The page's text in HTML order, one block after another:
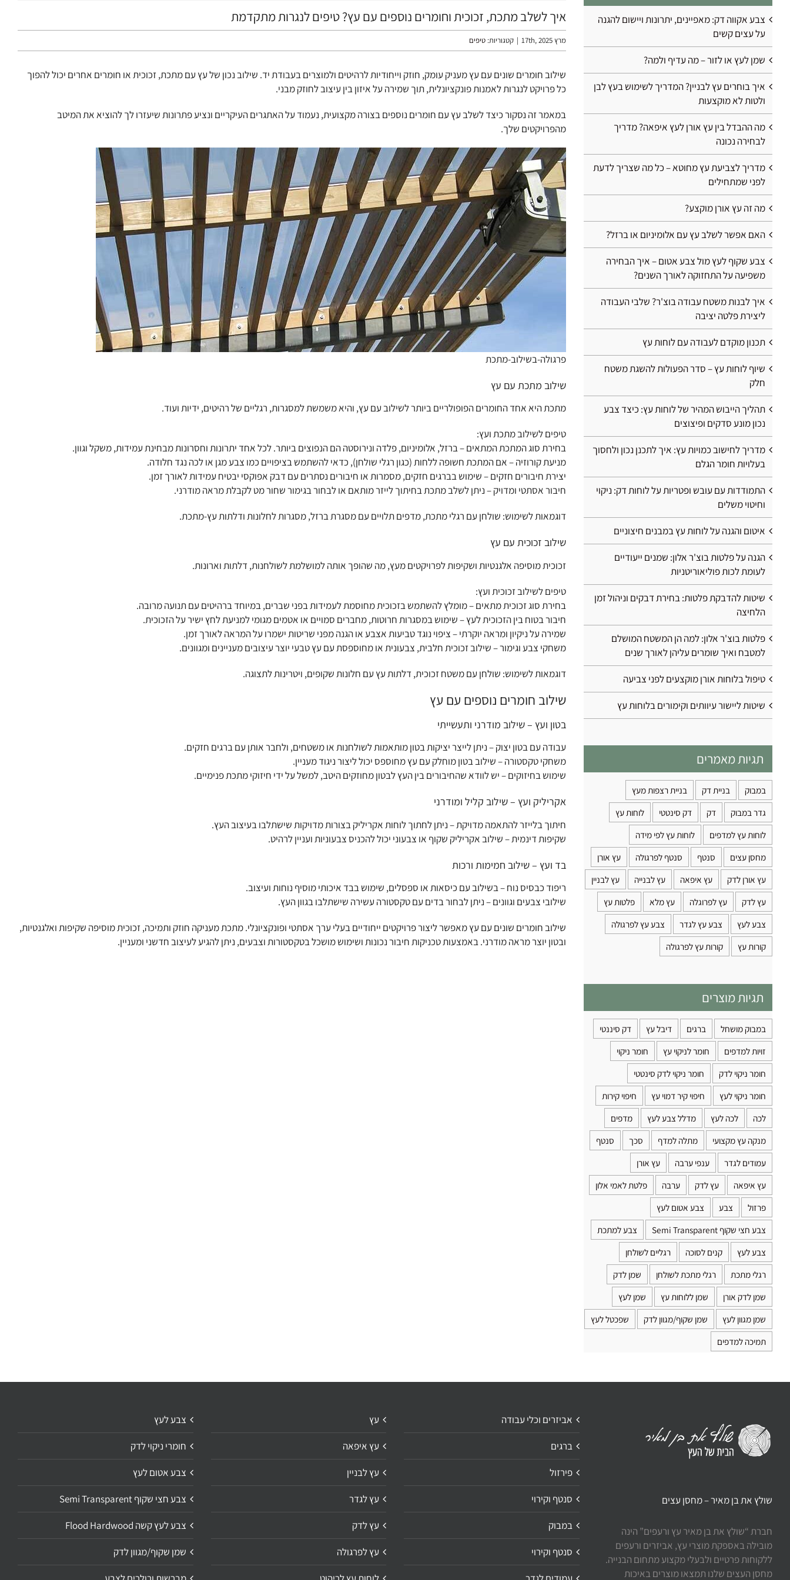
איך לשלב מתכת, זכוכית וחומרים נוספים עם עץ? טיפים לנגרות מתקדמת
מרץ 17th, 2025 | קטגוריות: טיפים
שילוב חומרים שונים עם עץ מעניק עומק, חוזק וייחודיות לרהיטים ולמוצרים בעבודת יד. שילוב נכון של עץ עם מתכת, זכוכית או חומרים אחרים יכול להפוך
כל פרויקט לנגרות לאמנות פונקציונלית, תוך שמירה על איזון בין עיצוב לחוזק מבני.
במאמר זה נסקור כיצד לשלב עץ עם חומרים נוספים בצורה מקצועית, נעמוד על האתגרים העיקריים ונציע פתרונות שיעזרו לך להוציא את המיטב
מהפרויקטים שלך.
פרגולה-בשילוב-מתכת
שילוב מתכת עם עץ
מתכת היא אחד החומרים הפופולריים ביותר לשילוב עם עץ, והיא משמשת למסגרות, רגליים של רהיטים, ידיות ועוד.
טיפים לשילוב מתכת ועץ:
בחירת סוג המתכת המתאים – ברזל, אלומיניום, פלדה ונירוסטה הם הנפוצים ביותר. לכל אחד יתרונות וחסרונות מבחינת עמידות, משקל וגוון.
מניעת קורוזיה – אם המתכת חשופה ללחות (כגון רגלי שולחן), כדאי להשתמש בציפויים כמו צבע מגן או לכה נגד חלודה.
יצירת חיבורים חזקים – שימוש בברגים חזקים, מסמרות או חיבורים נסתרים עם דבק אפוקסי יבטיח עמידות לאורך זמן.
חיבור אסתטי ומדויק – ניתן לשלב מתכת בחיתוך לייזר מותאם או לבחור בגימור שחור מט לקבלת מראה מודרני.
דוגמאות לשימוש: שולחן עם רגלי מתכת, מדפים תלויים עם מסגרת ברזל, מסגרות לחלונות ודלתות עץ-מתכת.
שילוב זכוכית עם עץ
זכוכית מוסיפה אלגנטיות ושקיפות לפרויקטים מעץ, מה שהופך אותה למושלמת לשולחנות, דלתות וארונות.
טיפים לשילוב זכוכית ועץ:
בחירת סוג זכוכית מתאים – מומלץ להשתמש בזכוכית מחוסמת לעמידות בפני שברים, במיוחד ברהיטים עם תנועה מרובה.
חיבור בטוח בין הזכוכית לעץ – שימוש במסגרות חרוטות, מחברים סמויים או אטמים מגומי למניעת לחץ ישיר על הזכוכית.
שמירה על ניקיון ומראה יוקרתי – ציפוי נוגד טביעות אצבע או הגנה מפני שריטות ישמרו על המראה לאורך זמן.
משחקי צבע וגימור – שילוב זכוכית חלבית, צבעונית או מחוספסת עם עץ טבעי יוצר עיצובים מעניינים ומגוונים.
דוגמאות לשימוש: שולחן עם משטח זכוכית, דלתות עץ עם חלונות שקופים, ויטרינות לתצוגה.
שילוב חומרים נוספים עם עץ
בטון ועץ – שילוב מודרני ותעשייתי
עבודה עם בטון יצוק – ניתן לייצר יציקות בטון מותאמות לשולחנות או משטחים, ולחבר אותן עם ברגים חזקים.
משחקי טקסטורה – שילוב בטון מוחלק עם עץ מחוספס יכול ליצור ניגוד מעניין.
שימוש בחיזוקים – יש לוודא שהחיבורים בין העץ לבטון מחוזקים היטב, למשל על ידי חיזוקי מתכת פנימיים.
אקריליק ועץ – שילוב קליל ומודרני
חיתוך בלייזר להתאמה מדויקת – ניתן לחתוך לוחות אקריליק בצורות מדויקות שישתלבו בעיצוב העץ.
שקיפות דינמית – שילוב אקריליק שקוף או צבעוני יכול להכניס צבעוניות ועניין לרהיט.
בד ועץ – שילוב חמימות ורכות
ריפוד כבסיס נוח – בשילוב עם כיסאות או ספסלים, שימוש בבד איכותי מוסיף נוחות ועיצוב.
שילובי צבעים וגוונים – ניתן לבחור בדים עם טקסטורה עשירה שישתלבו בגוון העץ.
שילוב חומרים שונים עם עץ מאפשר ליצור פרויקטים ייחודיים בעלי ערך אסתטי ופונקציונלי. מתכת מעניקה חוזק ותמיכה, זכוכית מוסיפה שקיפות ואלגנטיות,
ובטון יוצר מראה מודרני. באמצעות טכניקות חיבור נכונות ושימוש מושכל בטקסטורות וצבעים, ניתן להגיע לעיצוב חדשני ומעניין.
צבע אקווה דק: מאפיינים, יתרונות ויישום להגנה
על עצים קשים
שמן לעץ או לזור – מה עדיף ולמה?
איך בוחרים עץ לבניין? המדריך לשימוש בעץ לבן
ולטות לא מוקצעות
מה ההבדל בין עץ אורן לעץ איפאה? מדריך
לבחירה נכונה
מדריך לצביעת עץ מחוטא – כל מה שצריך לדעת
לפני שמתחילים
מה זה עץ אורן מוקצע?
האם אפשר לשלב עץ עם אלומיניום או ברזל?
צבע שקוף לעץ מול צבע אטום – איך הבחירה
משפיעה על התחזוקה לאורך השנים?
איך לבנות משטח עבודה בוצ'ר? שלבי העבודה
ליצירת פלטה יציבה
תכנון מוקדם לעבודה עם לוחות עץ
שיוף לוחות עץ – סדר הפעולות להשגת משטח
חלק
תהליך הייבוש המהיר של לוחות עץ: כיצד צבע
נכון מונע סדקים ופיצוצים
מדריך לחישוב כמויות עץ: איך לתכנן נכון ולחסוך
בעלויות חומר הגלם
התמודדות עם עובש ופטריות על לוחות דק: ניקוי
וחיטוי משלים
איטום והגנה על לוחות עץ במבנים חיצוניים
הגנה על פלטות בוצ'ר אלון: שמנים ייעודיים
לעומת לכות פוליאוריטניות
שיטות להדבקת פלטות: בחירת דבקים וניהול זמן
הלחיצה
פלטות בוצ'ר אלון: למה הן המשטח המושלם
למטבח ואיך שומרים עליהן לאורך שנים
טיפול בלוחות אורן מוקצעים לפני צביעה
שיטות ליישור עיוותים וקימורים בלוחות עץ
תגיות מאמרים
במבוק בניית דק
בניית רצפות מעץ
גדר במבוק
דק דק סינטטי
לוחות עץ
לוחות עץ למדפים
לוחות עץ לפי מידה
מחסן עצים
סנטף סנטף לפרגולה
עץ אורן
עץ אורן לדק
עץ איפאה עץ לבנייה
עץ לבניין
עץ לדק
עץ לפרוגלה עץ מלא
פלטות עץ
צבע לעץ
צבע עץ לגדר
צבע עץ לפרגולה
קורות עץ
קורות עץ לפרגולה
תגיות מוצרים
במבוק מושחל ברגים דיבל עץ
דק סיננטי
זויות למדפים
חומר לניקוי עץ
חומר ניקוי
חומר ניקוי לדק
חומר ניקוי לדק סינטטי
חומר ניקוי לעץ
חיפוי קיר דמוי עץ
חיפוי קירות
לכה
לכה לעץ מדלל צבע לעץ
מדפים
מנקה עץ מקצועי
מתלה למדף סכך
סנטף
עמודים לגדר
ענפי ערבה
עץ אורן
עץ איפאה
עץ לדק ערבה
פלטת לאמי אלון
פרזול
צבע
צבע אטום לעץ
צבע חצי שקוף Semi Transparent
צבע למתכת
צבע לעץ
קנים לסוכה
רגליים לשולחן
רגלי מתכת
רגלי מתכת לשולחן
שמן לדק
שמן לדק אורן
שמן ללוחות עץ
שמן לעץ
שמן מגוון לעץ
שמן שקוף/מגוון לדק
שפכטל לעץ
תמיכה למדפים
שולץ את בן מאיר – מחסן עצים
חברת “שולץ את בן מאיר עץ ורעפים” הינה
מובילה באספקת מוצרי עץ, אביזרים ורעפים
ללקוחות פרטיים ולבעלי מקצוע מתחום הבנייה.
מחסן העצים שלנו תמצאו מוצרים באיכות
אביזרים וכלי עבודה
ברגים
פירזול
סנטף וקירוי
במבוק
סנטף וקירוי
עץ
עץ איפאה
עץ לבניין
עץ לגדר
עץ לדק
עץ לפרגולה
צבע לעץ
חומרי ניקוי לדק
צבע אטום לעץ
צבע חצי שקוף Semi Transparent
צבע לעץ קשה Flood Hardwood
שמן שקוף/מגוון לדק